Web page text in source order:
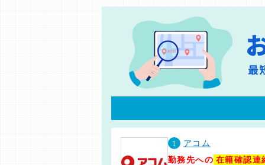
と弊社に対して企業から紹介報酬が支払わ
ミ収集などに基づき、公平性を担保した情
>提携企業一覧
1
アコム
勤務先への 在籍確認連